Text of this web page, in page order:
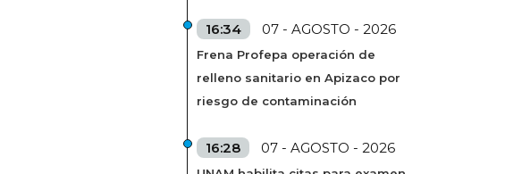
16:34 07 - AGOSTO - 2026
Frena Profepa operación de
relleno sanitario en Apizaco por
riesgo de contaminación
16:28 07 - AGOSTO - 2026